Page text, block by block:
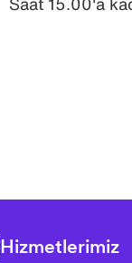
Hizmetlerimiz